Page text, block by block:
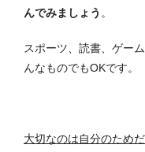
んでみましょう 。
スポーツ、読書、ゲー
んなものでもOKです。
大切なのは自分のため